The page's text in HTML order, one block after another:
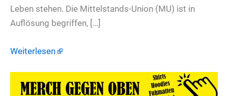
Leben stehen. Die Mittelstands-Union (MU) ist in
Auflösung begriffen, […]
Weiterlesen